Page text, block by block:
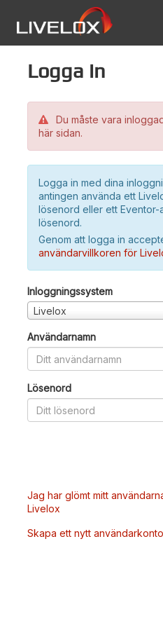
Logga in
Du måste vara
här sidan.
Logga in med dina
antingen använda ett
lösenord eller ett Eventor-
lösenord.
Genom att logga in
användarvillkoren för
Inloggningssystem
Livelox
Användarnamn
Lösenord
Jag har glömt mitt
Livelox
Skapa ett nytt användarkonto